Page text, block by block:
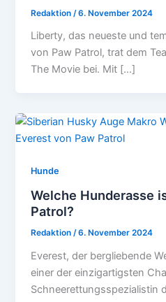
Redaktion /6. November 2024
Liberty, das neueste und
von Paw Patrol, trat dem
The Movie bei. Mit […]
Hunde
Welche Hunderasse
Patrol?
Redaktion/6. November 2024
Everest, der bergliebende
einer der einzigartigsten
Schneerettungsspezialistin